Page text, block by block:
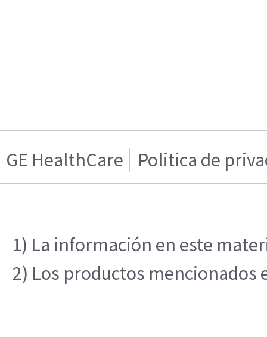
GE HealthCare Politica de
1) La información en este
2) Los productos mencionados